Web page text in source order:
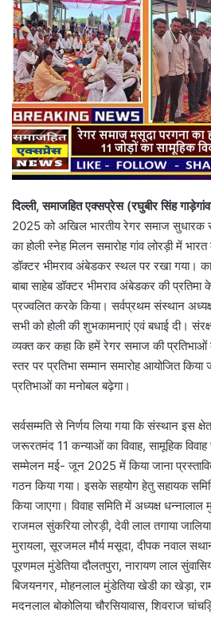
दिल्ली, समाजहित एक्सप्रेस (रघुबीर सिंह
2025 को अखिल भारतीय रेगर समाज सुधारक
का होली स्नेह मिलन समारोह गांव लोरड़ी में भारत
डॉक्टर भीमराव अंबेडकर स्थल पर रखा गया।
बाबा साहेब डॉक्टर भीमराव अंबेडकर की प्रतिमा
प्रज्वलित करके किया। सर्वप्रथम संस्थान
सभी को होली की शुभकामनाएं एवं बधाई दी।
व्यक्त कर कहा कि हमें रेगर समाज की
स्तर पर प्रतिभा सम्मान समारोह आयोजित
प्रतिभाओं का मनोबल बढ़ेगा।
सर्वसम्मति से निर्णय लिया गया कि संस्थान इस
जरूरतमंद 11 कन्याओं का विवाह, सामूहिक विवाह
सम्मेलन मई- जून 2025 में किया जाना
गठन किया गया। इसके सहयोग हेतु सहायक
किया जाएगा। विवाह समिति में अध्यक्ष धन्नालाल
राजमल सुंकरिया लोरड़ी, देवी लाल तगाया
मुरायला, सूरजमल मौर्य मसूदा, दीपक नवाल
पूरणमल मुंडेतिया दौलतपुरा, नारायण लाल
बिजयनगर, मोहनलाल मुंडेतिया खेडी का खेड़ा,
मदनलाल बोकोलिया चौरसियावास, शिवराज